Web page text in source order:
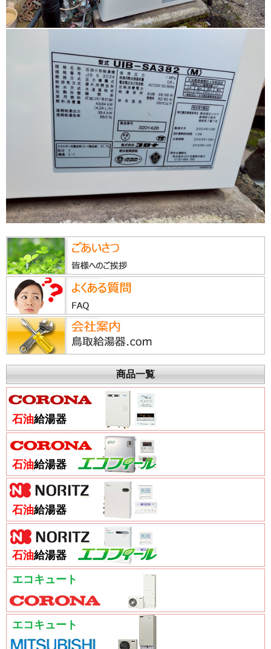
商品一覧
石油給湯器
石油給湯器
石油給湯器
石油給湯器
エコキュート
エコキュート